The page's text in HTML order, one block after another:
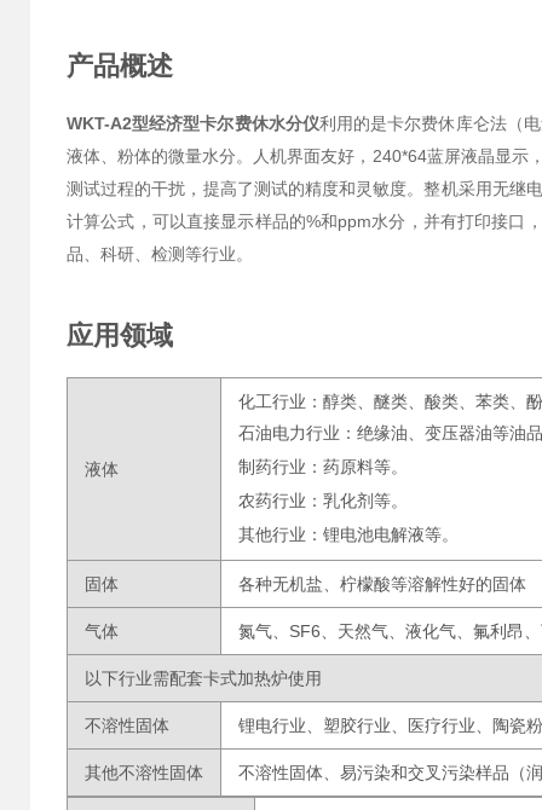
产品概述
WKT-A2型经济型卡尔费休水分仪利用的是卡尔费休库仑法（
液体、粉体的微量水分。人机界面友好，240*64蓝屏液晶显
测试过程的干扰，提高了测试的精度和灵敏度。整机采用无继
计算公式，可以直接显示样品的%和ppm水分，并有打印接口，
品、科研、检测等行业。
应用领域
液体
化工行业：醇类、醚类、酸类、苯类、
石油电力行业：绝缘油、变压器油等油
制药行业：药原料等。
农药行业：乳化剂等。
其他行业：锂电池电解液等。
固体 各种无机盐、柠檬酸等溶解性好的固体
气体 氮气、SF6、天然气、液化气、氟利昂
以下行业需配套卡式加热炉使用
不溶性固体 锂电行业、塑胶行业、医疗行业、陶瓷
其他不溶性固体 不溶性固体、易污染和交叉污染样品（